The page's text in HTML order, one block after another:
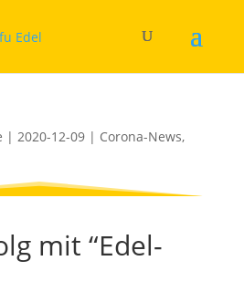
| 2020-12-09| Corona-News,
mit “Edel-